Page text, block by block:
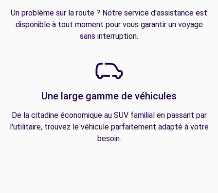
Un problème sur la route ? Notre service d'assistance est
disponible à tout moment pour vous garantir un voyage
sans interruption.
Une large gamme de véhicules
De la citadine économique au SUV familial en passant par
l'utilitaire, trouvez le véhicule parfaitement adapté à votre
besoin.